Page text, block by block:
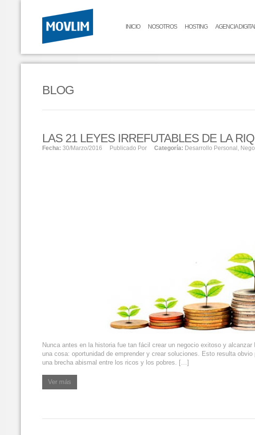
INICIO NOSOTROS HOSTING AGENCIA
BLOG
LAS 21 LEYES IRREFUTABLES DE LA
Fecha: 30/marzo/2016 Publicado Por Categoría: Desarrollo Personal ,
Nunca antes en la historia fue tan fácil crear un negocio exitoso y
una cosa: oportunidad de emprender y crear soluciones. Esto resulta
una brecha abismal entre los ricos y los pobres. […]
Ver más